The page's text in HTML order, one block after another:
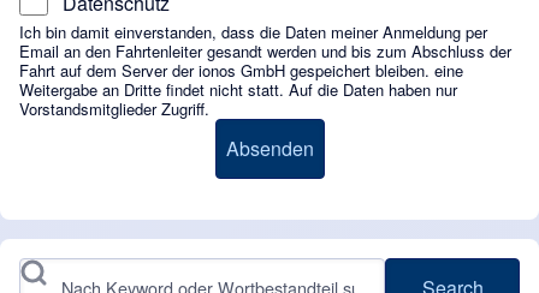
Ich bin damit einverstanden, dass die Daten meiner Anmeldung per
Email an den Fahrtenleiter gesandt werden und bis zum Abschluss der
Fahrt auf dem Server der ionos GmbH gespeichert bleiben. eine
Weitergabe an Dritte findet nicht statt. Auf die Daten haben nur
Vorstandsmitglieder Zugriff.
Search